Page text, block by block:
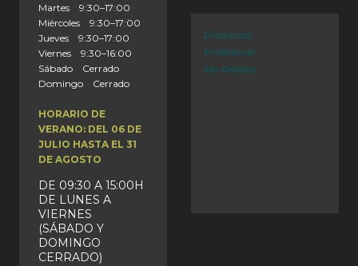
Martes 9:30–17:00
Miércoles 9:30–17:00
Jueves 9:30–17:00
Viernes 9:30–16:00
Sábado Cerrado
Domingo Cerrado
HORARIO DE
VERANO: DEL 06 DE
JULIO HASTA EL 31
DE AGOSTO
DE 09:30 A 15:00H
DE LUNES A
VIERNES
(SÁBADO Y
DOMINGO
CERRADO)
Productos
Profesional
Mis Pedidos